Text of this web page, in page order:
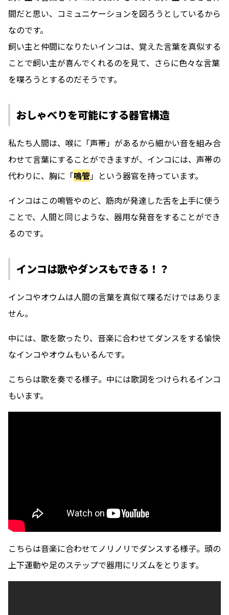
間だと思い、コミュニケーションを図ろうとしているから
なのです。
飼い主と仲間になりたいインコは、覚えた言葉を真似する
ことで飼い主が喜んでくれるのを見て、さらに色々な言葉
を喋ろうとするのだそうです。
おしゃべりを可能にする器官構造
私たち人間は、喉に「声帯」があるから細かい音を組み合
わせて言葉にすることができますが、インコには、声帯の
代わりに、胸に「鳴管」という器官を持っています。
インコはこの鳴管やのど、筋肉が発達した舌を上手に使う
ことで、人間と同じような、器用な発音をすることができ
るのです。
インコは歌やダンスもできる！？
インコやオウムは人間の言葉を真似て喋るだけではありま
せん。
中には、歌を歌ったり、音楽に合わせてダンスをする愉快
なインコやオウムもいるんです。
こちらは歌を奏でる様子。中には歌詞をつけられるインコ
もいます。
こちらは音楽に合わせてノリノリでダンスする様子。頭の
上下運動や足のステップで器用にリズムをとります。